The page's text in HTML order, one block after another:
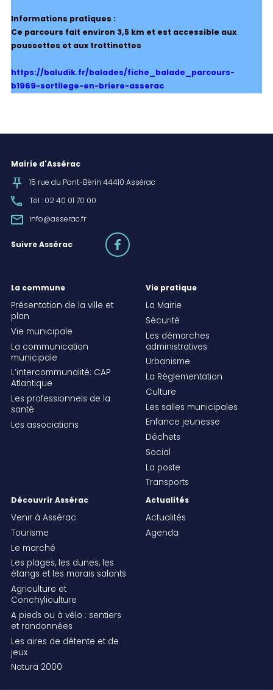
Informations pratiques :
Ce parcours fait environ 3,5 km et est accessible aux
poussettes et aux trottinettes
https://baludik.fr/balades/fiche_balade_parcours-
b1969-sortilege-en-briere-asserac
Mairie d'Assérac
15 rue du Pont-Bérin 44410 Assérac
Tél : 02 40 01 70 00
info@asserac.fr
Suivre Assérac facebook
La commune
Présentation de la ville et
plan
Vie municipale
La communication
municipale
L’intercommunalité: CAP
Atlantique
Les professionnels de la
santé
Les associations
Vie pratique
La Mairie
Sécurité
Les démarches
administratives
Urbanisme
La Réglementation
Culture
Les salles municipales
Enfance jeunesse
Déchets
Social
La poste
Transports
Découvrir Assérac
Venir à Assérac
Tourisme
Le marché
Les plages, les dunes, les
étangs et les marais salants
Agriculture et
Conchyliculture
A pieds ou à vélo : sentiers
et randonnées
Les aires de détente et de
jeux
Natura 2000
Actualités
Actualités
Agenda